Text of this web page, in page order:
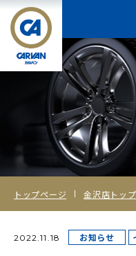
トップページ 金沢店トッ
2022.11.18 お知らせ